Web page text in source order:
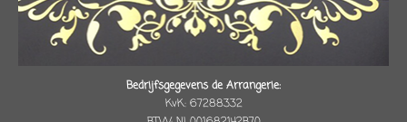
Bedrijfsgegevens de Arrangerie:
KvK: 67288332